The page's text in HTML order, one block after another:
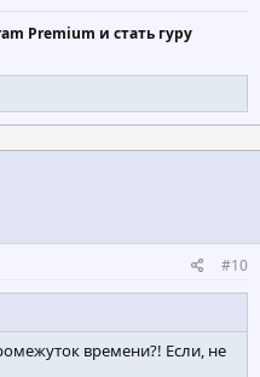
Premium и стать гуру
#10
времени?! Если, не